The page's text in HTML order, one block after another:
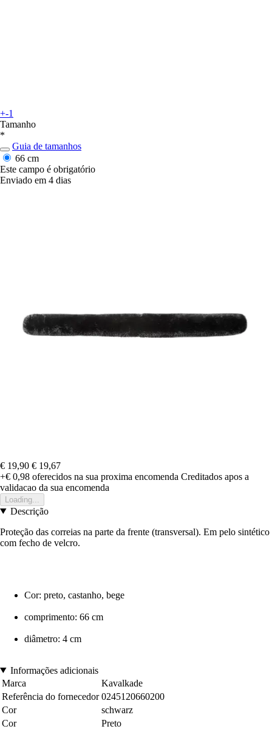
+-1
Tamanho
*
Guia de tamanhos
66 cm
Este campo é obrigatório
Enviado em 4 dias
€ 19,90 € 19,67
+€ 0,98 oferecidos na sua proxima encomenda Creditados apos a
validacao da sua encomenda
Loading...
Descrição
Proteção das correias na parte da frente (transversal). Em pelo sintético
com fecho de velcro.
Cor: preto, castanho, bege
comprimento: 66 cm
diâmetro: 4 cm
Informações adicionais
Marca
Kavalkade
Referência do fornecedor 0245120660200
Cor
schwarz
Cor
Preto